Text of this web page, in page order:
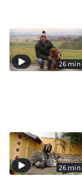
26 min
26 min